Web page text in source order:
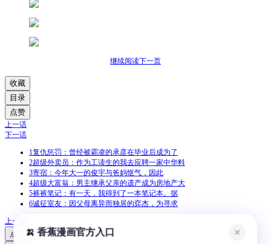
继续阅读下一页
收藏
目录
点赞
上一话
下一话
1复仇惩罚：曾经被霸凌的承彦在毕业后成为了
2超级外卖员：作为工读生的我去应聘一家中华料
3寄宿：今年大一的俊宇与爸妈怄气，因此
4超级大富翁：男主继承父亲的遗产成为房地产大
5裤裤笔记：有一天，我得到了一本笔记本。据
6诚征室友：因父母离异而独居的弈杰，为寻求
上一话
点赞
🍌 香蕉漫画官方入口 ✕